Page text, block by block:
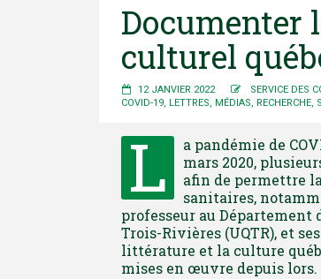
Documenter
culturel
12 JANVIER 2022 SERVICE DES
COVID-19, LETTRES, MÉDIAS, RECHERCHE,
L
a pandémie de
mars 2020,
afin de permettre
sanitaires,
professeur au Département
Trois-Rivières (UQTR), et
littérature et la culture
mises en œuvre depuis lors.